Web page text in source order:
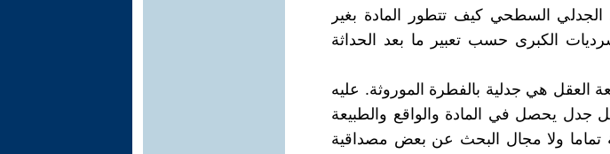
الجدلي السطحي كيف تتطور المادة بغير
الكبرى حسب تعبير ما بعد الحداثة
العقل هي جدلية بالفطرة الموروثة. عليه
جدل يحصل في المادة والواقع والطبيعة
تماما ولا مجال البحث عن بعض مصداقية